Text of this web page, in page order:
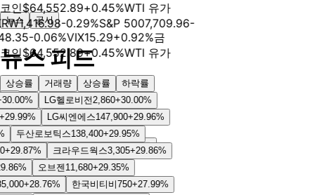
인$64,552.89+0.45%WTI 유가
1,416.98-0.29%S&P 5007,709.96-
-0.06%VIX15.29+0.92%금
인$64,552.89+0.45%WTI 유가
상승률 거래량 상승률
하락률
% LG헬로비전2,860+30.00%
% LG씨엔에스147,900+29.96%
두산로보틱스138,400+29.95%
29.87% 크라우드웍스3,305+29.86%
% 오브젠11,680+29.35%
+28.76% 한국비티비750+27.99%
뉴스 공시
뉴스 피드
관련주
전체 속보 중요 일반 특징주
뉴스 TOP 20